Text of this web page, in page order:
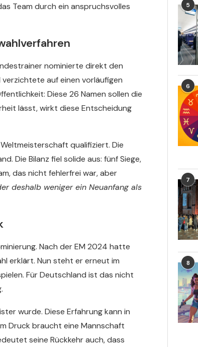
Team durch ein anspruchsvolles
nominierte direkt den
verzichtete auf einen vorläufigen
Diese 26 Namen sollen die
lässt, wirkt diese Entscheidung
qualifiziert. Die
Die Bilanz fiel solide aus: fünf Siege,
das nicht fehlerfrei war, aber
deshalb weniger ein Neuanfang als
Nach der EM 2024 hatte
erklärt. Nun steht er erneut im
Für Deutschland ist das nicht
wurde. Diese Erfahrung kann in
Druck braucht eine Mannschaft
seine Rückkehr auch, dass
5
6
7
8